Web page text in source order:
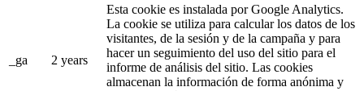
_ga 2 years
Esta cookie es instalada por Google Analytics.
La cookie se utiliza para calcular los datos de los
visitantes, de la sesión y de la campaña y para
hacer un seguimiento del uso del sitio para el
informe de análisis del sitio. Las cookies
almacenan la información de forma anónima y